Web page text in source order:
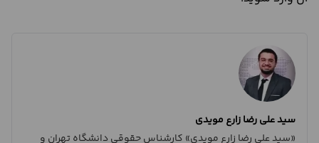
سید علی رضا زارع مویدی
«سید علی رضا زارع مویدی» کارشناس حقوقی دانشگاه تهران و